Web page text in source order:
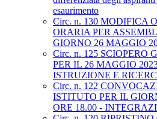
esaurimento
Circ. n. 130 MODIFICA
ORARIA PER
GIORNO 26 MAGGIO
Circ. n. 125 SCIOPERO
PER IL 26 MAGGIO
ISTRUZIONE E
Circ. n. 122
ISTITUTO PER IL
ORE 18.00 -